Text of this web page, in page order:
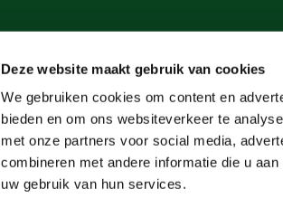
Deze website maakt gebruik van cookies
We gebruiken cookies om content en
bieden en om ons websiteverkeer te
met onze partners voor social media,
combineren met andere informatie die u
uw gebruik van hun services.